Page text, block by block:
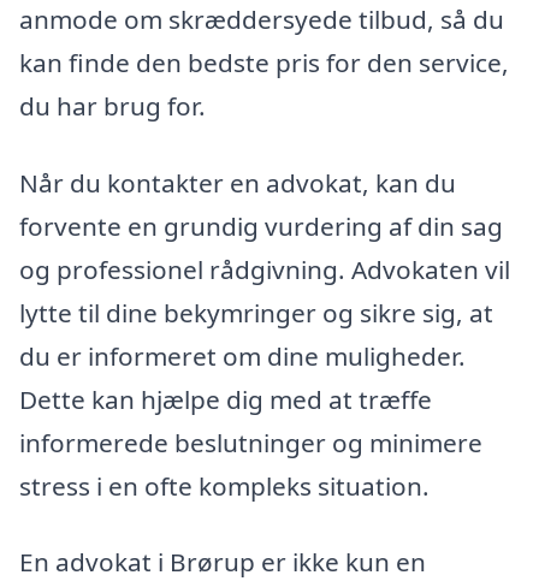
anmode om skræddersyede tilbud, så du
kan finde den bedste pris for den service,
du har brug for.
Når du kontakter en advokat, kan du
forvente en grundig vurdering af din sag
og professionel rådgivning. Advokaten vil
lytte til dine bekymringer og sikre sig, at
du er informeret om dine muligheder.
Dette kan hjælpe dig med at træffe
informerede beslutninger og minimere
stress i en ofte kompleks situation.
En advokat i Brørup er ikke kun en